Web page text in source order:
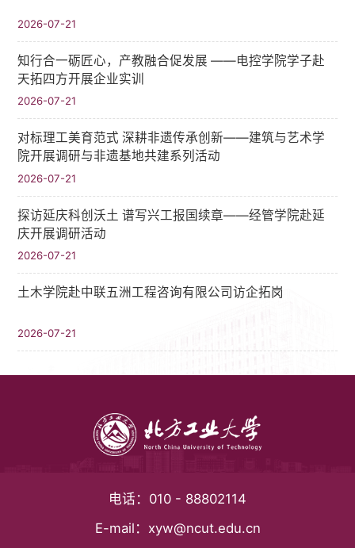
2026-07-21
知行合一砺匠心，产教融合促发展 ——电控学院学子赴
天拓四方开展企业实训
2026-07-21
对标理工美育范式 深耕非遗传承创新——建筑与艺术学
院开展调研与非遗基地共建系列活动
2026-07-21
探访延庆科创沃土 谱写兴工报国续章——经管学院赴延
庆开展调研活动
2026-07-21
土木学院赴中联五洲工程咨询有限公司访企拓岗
2026-07-21
电话： 010 - 88802114
E-mail： xyw@ncut.edu.cn